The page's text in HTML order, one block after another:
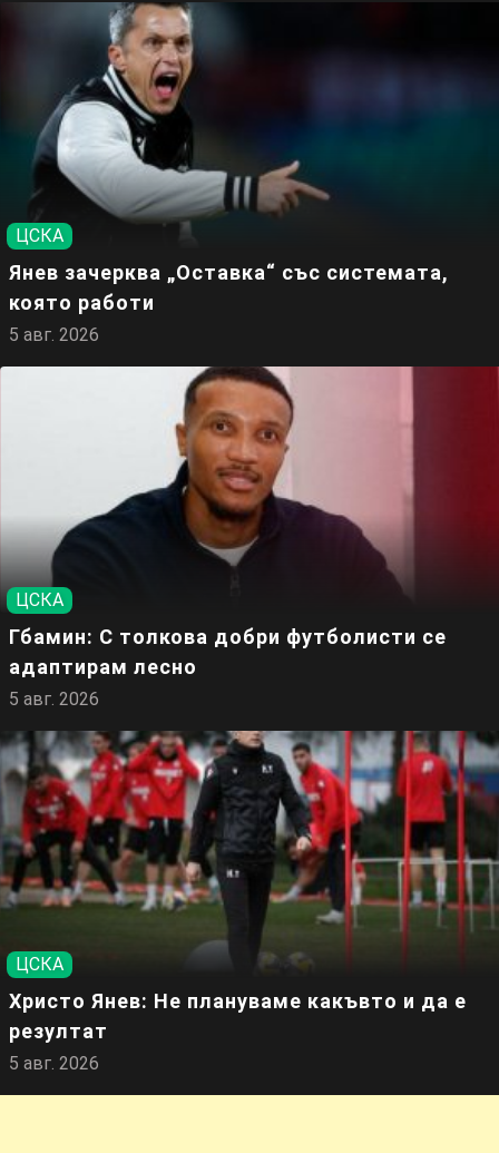
ЦСКА
Янев зачерква „Оставка“ със системата,
която работи
5 авг. 2026
ЦСКА
Гбамин: С толкова добри футболисти се
адаптирам лесно
5 авг. 2026
ЦСКА
Христо Янев: Не плануваме какъвто и да е
резултат
5 авг. 2026